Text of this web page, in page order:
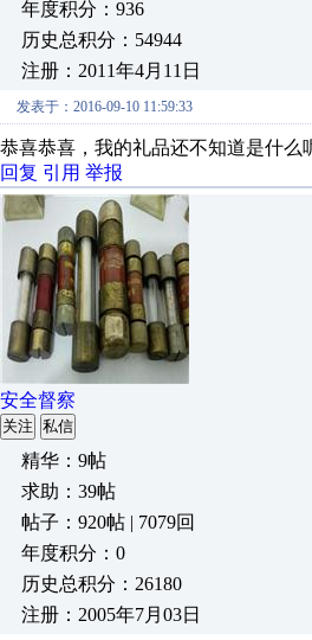
年度积分：936
历史总积分：54944
注册：2011年4月11日
发表于：2016-09-10 11:59:33
恭喜恭喜，我的礼品还不知道是什么
回复 引用 举报
安全督察
关注 私信
精华：9帖
求助：39帖
帖子：920帖 | 7079回
年度积分：0
历史总积分：26180
注册：2005年7月03日